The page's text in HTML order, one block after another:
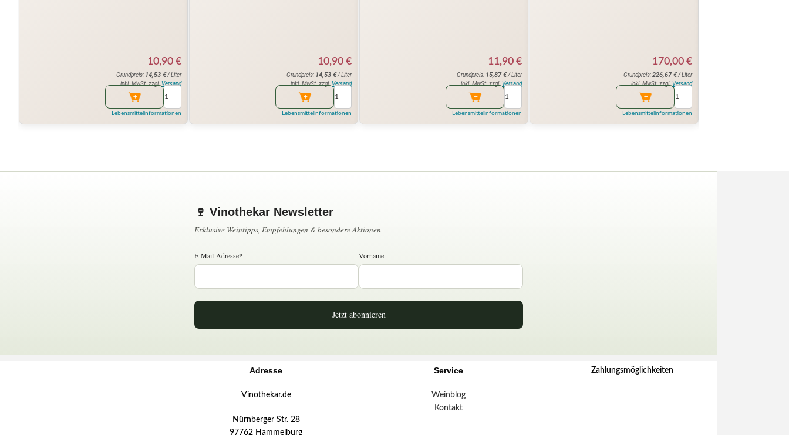
10,90 €
Grundpreis: 14,53 €/ Liter
inkl. MwSt. zzgl. Versand
Lebensmittelinformationen
10,90 €
Grundpreis: 14,53 €/ Liter
inkl. MwSt. zzgl. Versand
Lebensmittelinformationen
11,90 €
Grundpreis: 15,87€/ Liter
inkl. MwSt. zzgl. Versand
Lebensmittelinformationen
170,00 €
Grundpreis:226,67€/ Liter
inkl. MwSt. zzgl. Versand
Lebensmittelinformationen
🍷 Vinothekar Newsletter
Exklusive Weintipps, Empfehlungen & besondere Aktionen
E-Mail-Adresse* Vorname
Jetzt abonnieren
Adresse
Vinothekar.de
Nürnberger Str. 28
97762 Hammelburg
Service
Weinblog
Kontakt
Zahlungsmöglichkeiten